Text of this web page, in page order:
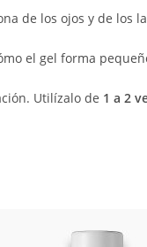
de los ojos y de los
el gel forma
Utilízalo de 1 a 2